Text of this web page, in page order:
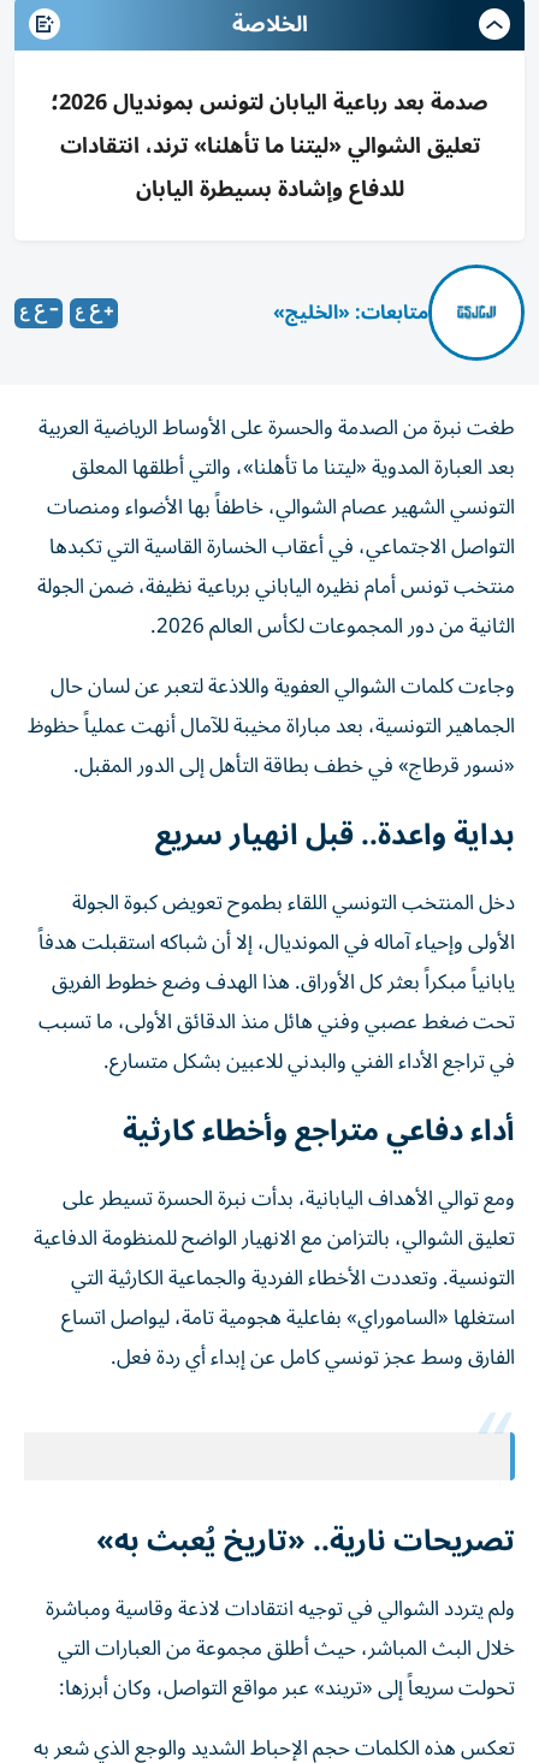
الخلاصة
صدمة بعد رباعية اليابان لتونس بمونديال 2026؛
تعليق الشوالي «ليتنا ما تأهلنا» ترند، انتقادات
للدفاع وإشادة بسيطرة اليابان
متابعات: «الخليج»
طغت نبرة من الصدمة والحسرة على الأوساط الرياضية العربية
بعد العبارة المدوية «ليتنا ما تأهلنا»، والتي أطلقها المعلق
التونسي الشهير عصام الشوالي، خاطفاً بها الأضواء ومنصات
التواصل الاجتماعي، في أعقاب الخسارة القاسية التي تكبدها
منتخب تونس أمام نظيره الياباني برباعية نظيفة، ضمن الجولة
الثانية من دور المجموعات لكأس العالم 2026.
وجاءت كلمات الشوالي العفوية واللاذعة لتعبر عن لسان حال
الجماهير التونسية، بعد مباراة مخيبة للآمال أنهت عملياً حظوظ
«نسور قرطاج» في خطف بطاقة التأهل إلى الدور المقبل.
بداية واعدة.. قبل انهيار سريع
دخل المنتخب التونسي اللقاء بطموح تعويض كبوة الجولة
الأولى وإحياء آماله في المونديال، إلا أن شباكه استقبلت هدفاً
يابانياً مبكراً بعثر كل الأوراق. هذا الهدف وضع خطوط الفريق
تحت ضغط عصبي وفني هائل منذ الدقائق الأولى، ما تسبب
في تراجع الأداء الفني والبدني للاعبين بشكل متسارع.
أداء دفاعي متراجع وأخطاء كارثية
ومع توالي الأهداف اليابانية، بدأت نبرة الحسرة تسيطر على
تعليق الشوالي، بالتزامن مع الانهيار الواضح للمنظومة الدفاعية
التونسية. وتعددت الأخطاء الفردية والجماعية الكارثية التي
استغلها «الساموراي» بفاعلية هجومية تامة، ليواصل اتساع
الفارق وسط عجز تونسي كامل عن إبداء أي ردة فعل.
تصريحات نارية.. «تاريخ يُعبث به»
ولم يتردد الشوالي في توجيه انتقادات لاذعة وقاسية ومباشرة
خلال البث المباشر، حيث أطلق مجموعة من العبارات التي
تحولت سريعاً إلى «تريند» عبر مواقع التواصل، وكان أبرزها:
تعكس هذه الكلمات حجم الإحباط الشديد والوجع الذي شعر به